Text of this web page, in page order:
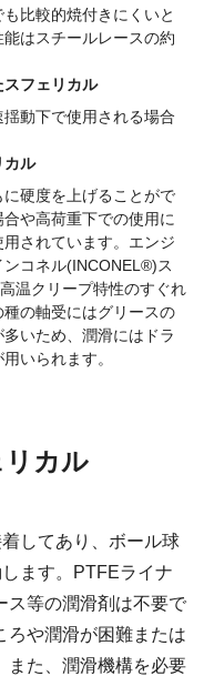
比較的焼付きにくいと
はスチールレースの約
フェリカル
動下で使用される場合
カル
硬度を上げることがで
や高荷重下での使用に
されています。エンジ
コネル(INCONEL®)ス
温クリープ特性のすぐれ
の軸受にはグリースの
いため、潤滑にはドラ
いられます。
カル
してあり、ボール球
ます。PTFEライナ
ス等の潤滑剤は不要で
ろや潤滑が困難または
また、潤滑機構を必要